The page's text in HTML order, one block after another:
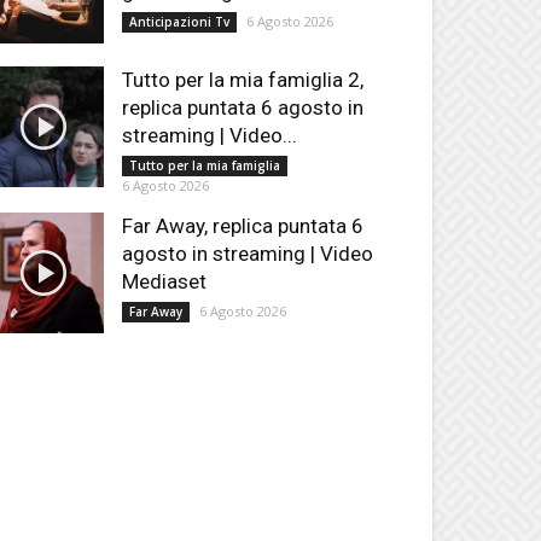
Anticipazioni Tv 6 Agosto 2026
Tutto per la mia famiglia 2,
replica puntata 6 agosto in
streaming | Video...
Tutto per la mia famiglia
6 Agosto 2026
Far Away, replica puntata 6
agosto in streaming | Video
Mediaset
Far Away 6 Agosto 2026